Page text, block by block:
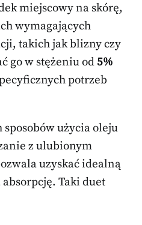
miejscowy na skórę,
wymagających
takich jak blizny czy
go w stężeniu od5%
potrzeb
użycia oleju
z ulubionym
uzyskać idealną
Taki duet